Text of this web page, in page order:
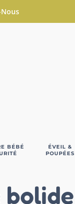
BÉBÉ
ÉVEIL &
POUPÉES